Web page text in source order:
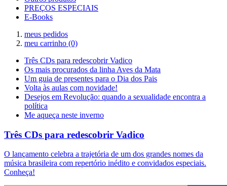
PREÇOS ESPECIAIS
E-Books
meus pedidos
meu carrinho (0)
Três CDs para redescobrir Vadico
Os mais procurados da linha Aves da Mata
Um guia de presentes para o Dia dos Pais
Volta às aulas com novidade!
Desejos em Revolução: quando a sexualidade encontra a
política
Me aqueça neste inverno
Três CDs para redescobrir Vadico
O lançamento celebra a trajetória de um dos grandes nomes da
música brasileira com repertório inédito e convidados especiais.
Conheça!